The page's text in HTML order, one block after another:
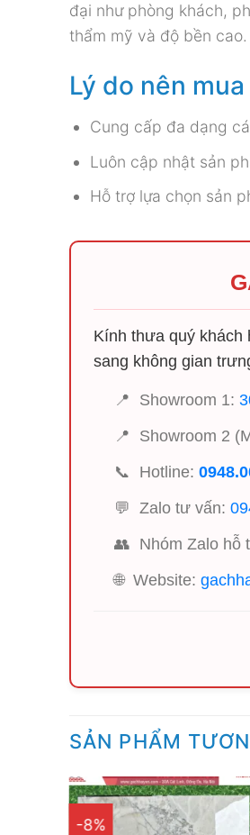
đại như phòng khách,
thẩm mỹ và độ bền cao.
Lý do nên
Cung cấp đa dạng
Luôn cập nhật sản
Hỗ trợ lựa chọn sản
Kính thưa quý khách
sang không gian
📍 Showroom 1:
📍
Showroom 2
📞
Hotline:
💬 Zalo tư vấn:
👥 Nhóm Zalo hỗ
🌐 Website:
SẢN PHẨM
-8%